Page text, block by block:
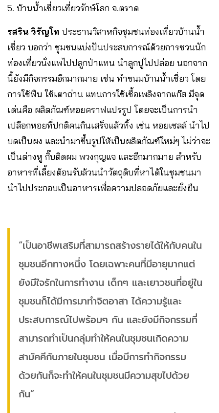
5. บ้านน้ำเชี่ยวเที่ยวรักษ์โลก จ.ตราด
รสริน วิรัญโท ประธานวิสาหกิจชุมชนท่องเที่ยวบ้านน้ำ
เชี่ยว บอกว่า ชุมชนแบ่งปันประสบการณ์ด้วยการชวนนัก
ท่องเที่ยวนั่งแพไปปลูกป่าแทน นำลูกปูไปปล่อย นอกจาก
นี้ยังมีกิจกรรมอีกมากมาย เช่น ทำขนมบ้านน้ำเชี่ยว โดย
การใช้ฟืน ใช้เตาถ่าน แทนการใช้เชื้อเพลิงจากแก๊ส มีจุด
เด่นคือ ผลิตภัณฑ์หอยคราฟแปรรูป โดยจะเป็นการนำ
เปลือกหอยที่ปกติคนกินเสร็จแล้วทิ้ง เช่น หอยเซลล์ นำไป
บดเป็นผง และนำมาขึ้นรูปให้เป็นผลิตภัณฑ์ใหม่ๆ ไม่ว่าจะ
เป็นต่างหู กิ๊บติดผม พวงกุญแจ และอีกมากมาย สำหรับ
อาหารที่เลี้ยงต้อนรับล้วนนำวัตถุดิบที่หาได้ในชุมชนมา
นำไปประกอบเป็นอาหารเพื่อความปลอดภัยและยั่งยืน
“เป็นอาชีพเสริมที่สามารถสร้างรายได้ให้กับคนใน
ชุมชนอีกทางหนึ่ง โดยเฉพาะคนที่มีอายุมากแต่
ยังมีใจรักในการทำงาน เด็กๆ และเยาวชนที่อยู่ใน
ชุมชนก็ได้มีการมาทำจิตอาสา ได้ความรู้และ
ประสบการณ์ไปพร้อมๆ กัน และยังมีกิจกรรมที่
สามารถทำเป็นกลุ่มทำให้คนในชุมชนเกิดความ
สามัคคีกันภายในชุมชน เมื่อมีการทำกิจกรรม
ด้วยกันก็จะทำให้คนในชุมชนมีความสุขไปด้วย
กัน”